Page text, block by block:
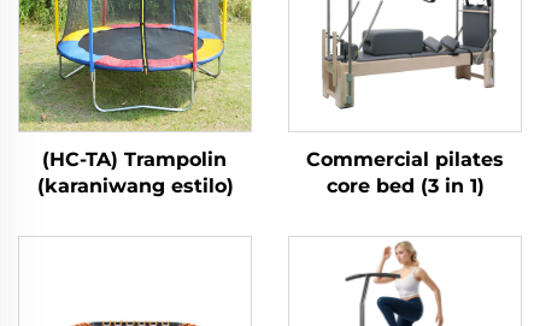
(HC-TA) Trampolin
(karaniwang estilo)
Commercial pilates
core bed (3 in 1)